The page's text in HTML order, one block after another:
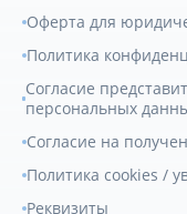
Оферта для
Политика
Согласие
персональных
Согласие на
Политика cookies /
Реквизиты